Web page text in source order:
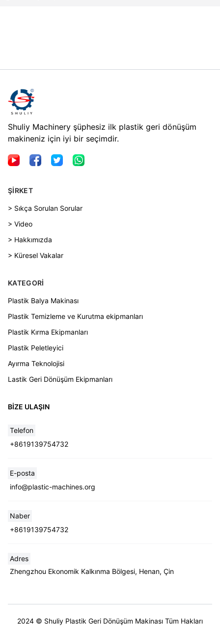
Shuliy Machinery şüphesiz ilk plastik geri dönüşüm
makineniz için iyi bir seçimdir.
ŞIRKET
> Sıkça Sorulan Sorular
> Video
> Hakkımızda
> Küresel Vakalar
KATEGORI
Plastik Balya Makinası
Plastik Temizleme ve Kurutma ekipmanları
Plastik Kırma Ekipmanları
Plastik Peletleyici
Ayırma Teknolojisi
Lastik Geri Dönüşüm Ekipmanları
BIZE ULAŞIN
Telefon
+8619139754732
E-posta
info@plastic-machines.org
Naber
+8619139754732
Adres
Zhengzhou Ekonomik Kalkınma Bölgesi, Henan, Çin
2024 © Shuliy Plastik Geri Dönüşüm Makinası Tüm Hakları